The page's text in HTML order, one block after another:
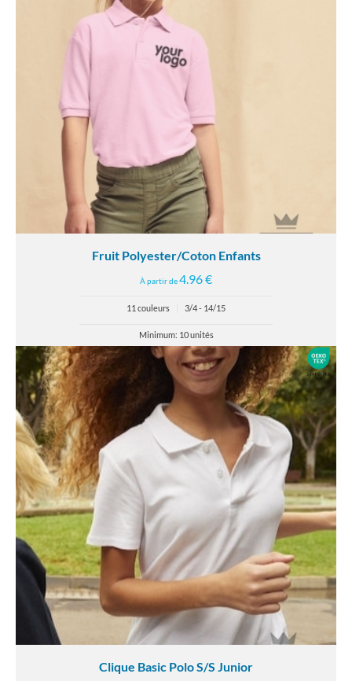
Fruit Polyester/Coton Enfants
À partir de4.96 €
11 couleurs 3/4 - 14/15
Minimum: 10 unités
Clique Basic Polo S/S Junior